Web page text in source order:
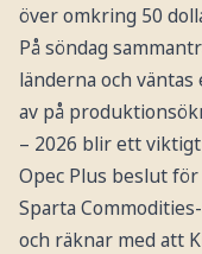
över omkring 50
På söndag
länderna och
av på
– 2026 blir ett
Opec Plus beslut
Sparta
och räknar med att